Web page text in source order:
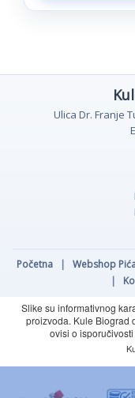
Ulica Dr. Franje
Početna | Webshop
|
Slike su informativnog
proizvoda. Kule Biograd
ovisi o